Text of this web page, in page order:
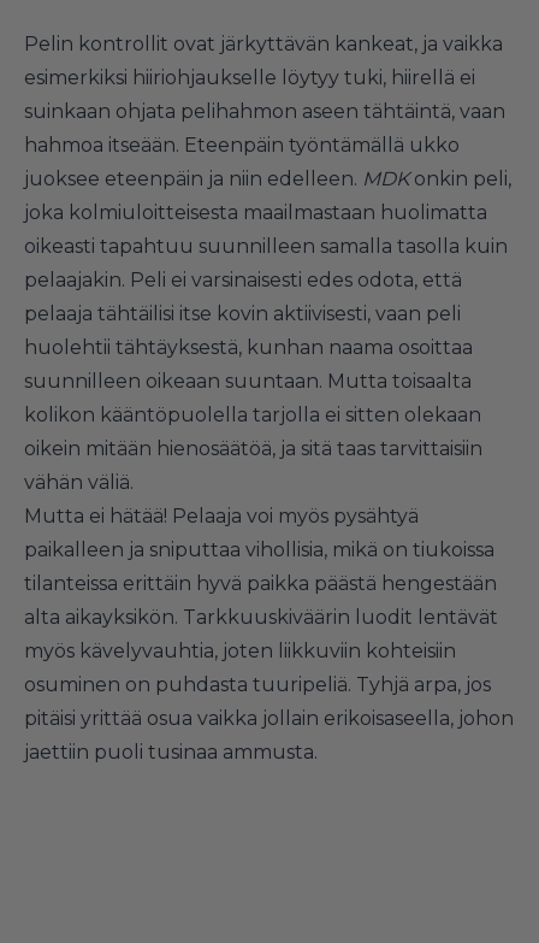
Pelin kontrollit ovat järkyttävän kankeat, ja vaikka
esimerkiksi hiiriohjaukselle löytyy tuki, hiirellä ei
suinkaan ohjata pelihahmon aseen tähtäintä, vaan
hahmoa itseään. Eteenpäin työntämällä ukko
juoksee eteenpäin ja niin edelleen. MDKonkin peli,
joka kolmiuloitteisesta maailmastaan huolimatta
oikeasti tapahtuu suunnilleen samalla tasolla kuin
pelaajakin. Peli ei varsinaisesti edes odota, että
pelaaja tähtäilisi itse kovin aktiivisesti, vaan peli
huolehtii tähtäyksestä, kunhan naama osoittaa
suunnilleen oikeaan suuntaan. Mutta toisaalta
kolikon kääntöpuolella tarjolla ei sitten olekaan
oikein mitään hienosäätöä, ja sitä taas tarvittaisiin
vähän väliä.
Mutta ei hätää! Pelaaja voi myös pysähtyä
paikalleen ja sniputtaa vihollisia, mikä on tiukoissa
tilanteissa erittäin hyvä paikka päästä hengestään
alta aikayksikön. Tarkkuuskiväärin luodit lentävät
myös kävelyvauhtia, joten liikkuviin kohteisiin
osuminen on puhdasta tuuripeliä. Tyhjä arpa, jos
pitäisi yrittää osua vaikka jollain erikoisaseella, johon
jaettiin puoli tusinaa ammusta.